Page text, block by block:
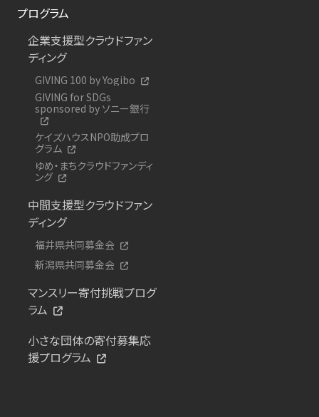
プログラム
企業支援型クラウドファン
ディング
GIVING 100 by Yogibo
GIVING for SDGs
sponsored by ソニー銀行
ケイズハウスNPO助成プロ
グラム
ゆめ・まちクラウドファンディ
ング
中間支援型クラウドファン
ディング
福井県共同募金会
新潟県共同募金会
マンスリー寄付挑戦プログ
ラム
小さな団体の寄付募集応
援プログラム